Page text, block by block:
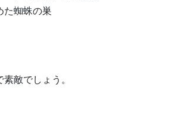
た蜘蛛の巣
敵でしょう。